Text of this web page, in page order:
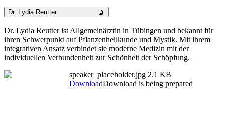
Dr. Lydia Reutter
Dr. Lydia Reutter ist Allgemeinärztin in Tübingen und bekannt für
ihren Schwerpunkt auf Pflanzenheilkunde und Mystik. Mit ihrem
integrativen Ansatz verbindet sie moderne Medizin mit der
individuellen Verbundenheit zur Schönheit der Schöpfung.
speaker_placeholder.jpg 2.1 KB
DownloadDownload is being prepared